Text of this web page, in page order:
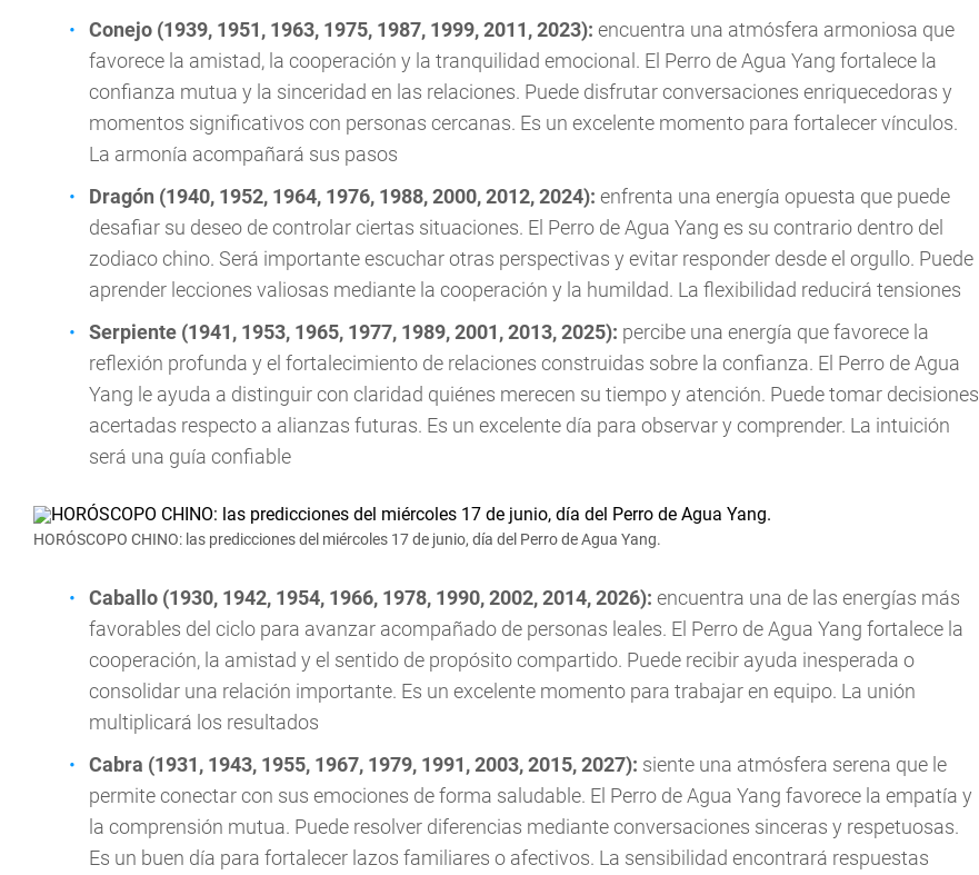
Conejo (1939, 1951, 1963, 1975, 1987, 1999, 2011, 2023): encuentra una atmósfera armoniosa que
favorece la amistad, la cooperación y la tranquilidad emocional. El Perro de Agua Yang fortalece la
confianza mutua y la sinceridad en las relaciones. Puede disfrutar conversaciones enriquecedoras y
momentos significativos con personas cercanas. Es un excelente momento para fortalecer vínculos.
La armonía acompañará sus pasos
Dragón (1940, 1952, 1964, 1976, 1988, 2000, 2012, 2024): enfrenta una energía opuesta que puede
desafiar su deseo de controlar ciertas situaciones. El Perro de Agua Yang es su contrario dentro del
zodiaco chino. Será importante escuchar otras perspectivas y evitar responder desde el orgullo. Puede
aprender lecciones valiosas mediante la cooperación y la humildad. La flexibilidad reducirá tensiones
Serpiente (1941, 1953, 1965, 1977, 1989, 2001, 2013, 2025): percibe una energía que favorece la
reflexión profunda y el fortalecimiento de relaciones construidas sobre la confianza. El Perro de Agua
Yang le ayuda a distinguir con claridad quiénes merecen su tiempo y atención. Puede tomar decisiones
acertadas respecto a alianzas futuras. Es un excelente día para observar y comprender. La intuición
será una guía confiable
HORÓSCOPO CHINO: las predicciones del miércoles 17 de junio, día del Perro de Agua Yang.
Caballo (1930, 1942, 1954, 1966, 1978, 1990, 2002, 2014, 2026): encuentra una de las energías más
favorables del ciclo para avanzar acompañado de personas leales. El Perro de Agua Yang fortalece la
cooperación, la amistad y el sentido de propósito compartido. Puede recibir ayuda inesperada o
consolidar una relación importante. Es un excelente momento para trabajar en equipo. La unión
multiplicará los resultados
Cabra (1931, 1943, 1955, 1967, 1979, 1991, 2003, 2015, 2027): siente una atmósfera serena que le
permite conectar con sus emociones de forma saludable. El Perro de Agua Yang favorece la empatía y
la comprensión mutua. Puede resolver diferencias mediante conversaciones sinceras y respetuosas.
Es un buen día para fortalecer lazos familiares o afectivos. La sensibilidad encontrará respuestas